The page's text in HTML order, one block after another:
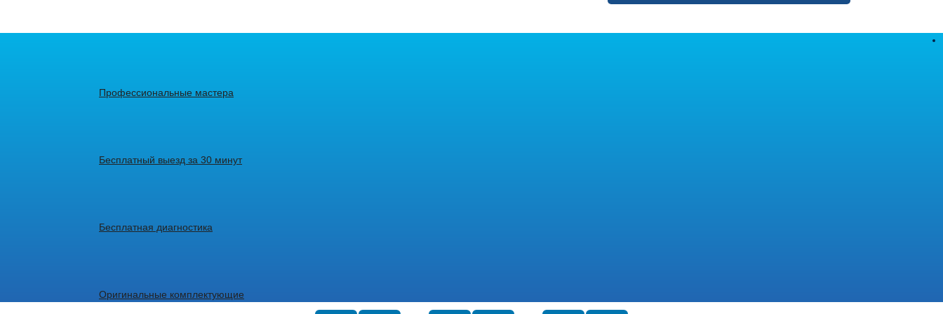
Профессиональные мастера
Бесплатный выезд за 30 минут
Бесплатная диагностика
Оригинальные комплектующие